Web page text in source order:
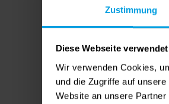
Zustimmung
Diese Webseite
Wir verwenden Cookies,
und die Zugriffe auf
Website an unsere